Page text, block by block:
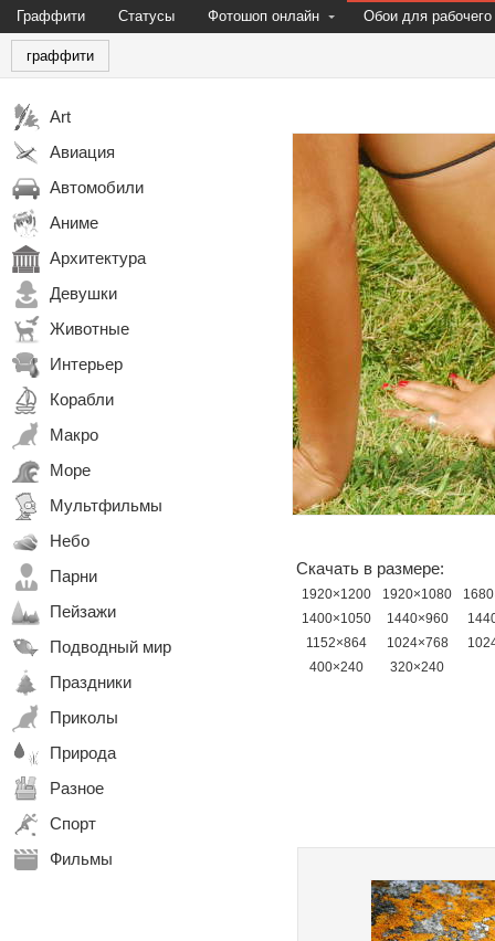
Граффити Статусы Фотошоп онлайн Обои для рабочего
граффити
Art
Авиация
Автомобили
Аниме
Архитектура
Девушки
Животные
Интерьер
Корабли
Макро
Море
Мультфильмы
Небо
Парни
Пейзажи
Подводный мир
Праздники
Приколы
Природа
Разное
Спорт
Фильмы
Скачать в размере:
1920×1200 1920×1080
1400×1050
1440×960
1152×864
1024×768
400×240
320×240